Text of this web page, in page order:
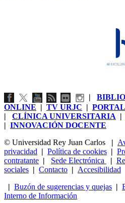
|
ONLINE | TV URJC |
| CLÍNICA UNIVERSITARIA |
| INNOVACIÓN DOCENTE
© Universidad Rey Juan Carlos
|
privacidad | Política de cookies |
contratante | Sede Electrónica |
sociales | Contacto | Accesibilidad
| Buzón de sugerencias y quejas |
Interno de Información